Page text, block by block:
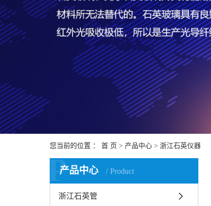
您当前的位置 ： 首 页 > 产品中心 > 浙江石英仪器
产品中心 Product
P
浙江石英管